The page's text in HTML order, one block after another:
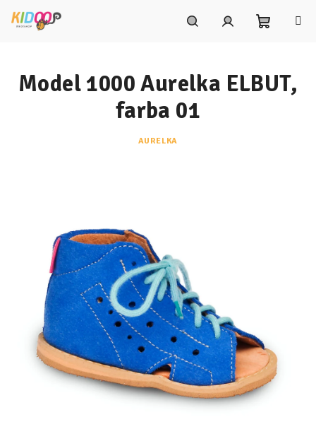
košík
Model 1000 Aurelka ELBUT,
farba 01
AURELKA